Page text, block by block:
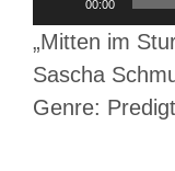
Player
00:00
„Mitten im
Sascha
Genre: